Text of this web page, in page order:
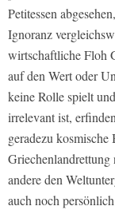
Petitessen
Ignoranz
wirtschaftliche Floh
auf den Wert oder
keine Rolle spielt
irrelevant ist,
geradezu
andere den
auch noch